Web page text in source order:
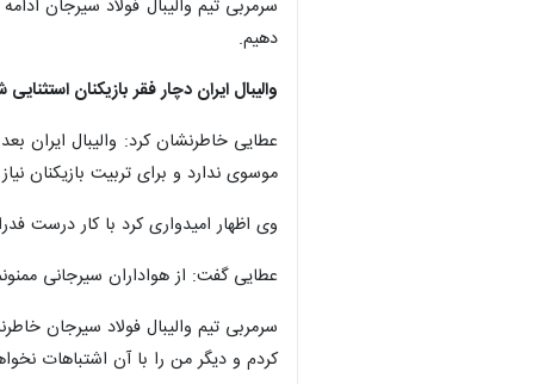
سرمربی تیم والیبال فولاد سیرجان
دهیم.
والیبال ایران دچار فقر بازیکنان
عطایی خاطرنشان کرد: والیبال ایران
موسوی ندارد و برای تربیت بازیکنان
وی اظهار امیدواری کرد با کار درست
عطایی گفت: از هواداران سیرجانی
سرمربی تیم والیبال فولاد سیرجان
کردم و دیگر من را با آن اشتباهات